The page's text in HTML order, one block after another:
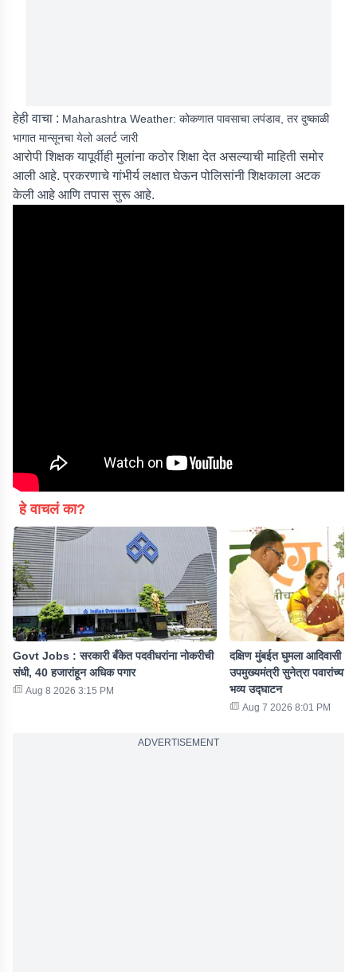
हेही वाचा : Maharashtra Weather: कोकणात पावसाचा लपंडाव, तर दुष्काळी
भागात मान्सूनचा येलो अलर्ट जारी
आरोपी शिक्षक यापूर्वीही मुलांना कठोर शिक्षा देत असल्याची माहिती समोर
आली आहे. प्रकरणाचे गांभीर्य लक्षात घेऊन पोलिसांनी शिक्षकाला अटक
केली आहे आणि तपास सुरू आहे.
हे वाचलं का?
Govt Jobs : सरकारी बँकेत पदवीधरांना नोकरीची
संधी, 40 हजारांहून अधिक पगार
Aug 8 2026 3:15 PM
दक्षिण मुंबईत घुमला आदिवासी
उपमुख्यमंत्री सुनेत्रा
भव्य उद्घाटन
Aug 7 2026 8:01 PM
ADVERTISEMENT